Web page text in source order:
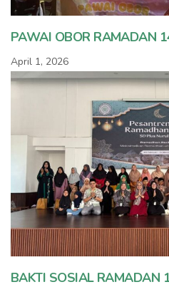
PAWAI OBOR RAMADAN
April 1, 2026
BAKTI SOSIAL RAMADAN